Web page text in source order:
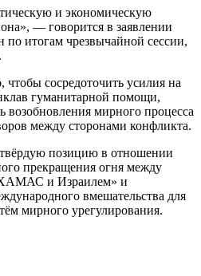
и экономическую
— говорится в заявлении
итогам чрезвычайной сессии,
сосредоточить усилия на
гуманитарной помощи,
возобновления мирного процесса
между сторонами конфликта.
позицию в отношении
прекращения огня между
и Израилем» и
вмешательства для
мирного урегулирования.